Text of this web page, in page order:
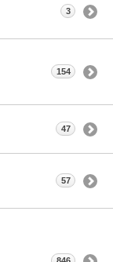
3
154
47
57